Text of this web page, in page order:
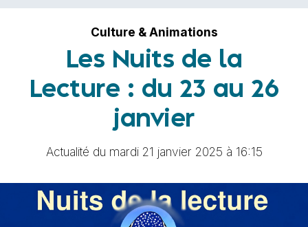
Culture & Animations
Les Nuits de la
Lecture : du 23 au 26
janvier
Actualité du mardi 21 janvier 2025 à 16:15